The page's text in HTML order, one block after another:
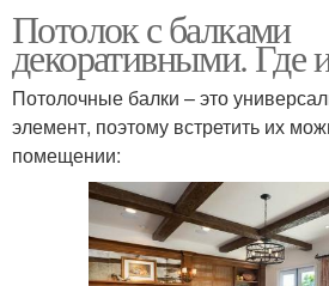
Потолок с балками
декоративными. Где
Потолочные балки – это
элемент, поэтому встретить их
помещении: